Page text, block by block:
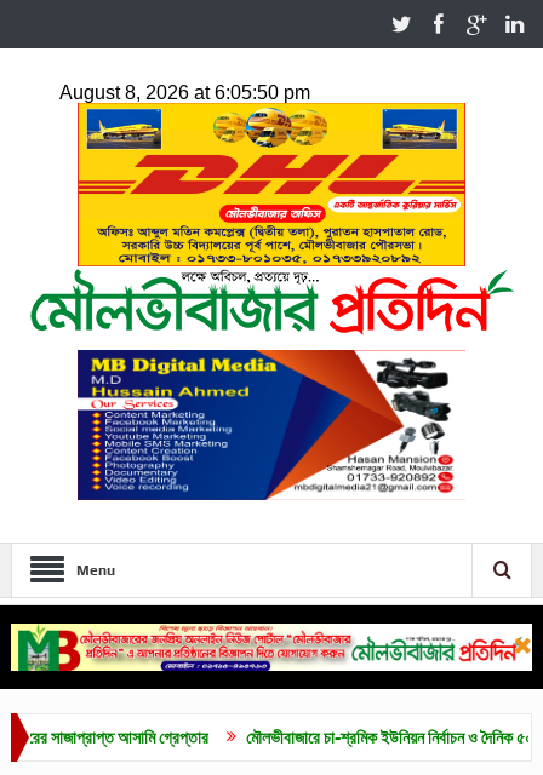
Menu
সাজাপ্রাপ্ত আসামি গ্রেপ্তার মৌলভীবাজারে চা-শ্রমিক ইউনিয়ন নির্বাচন ও দৈনিক ৫০০ টাকা